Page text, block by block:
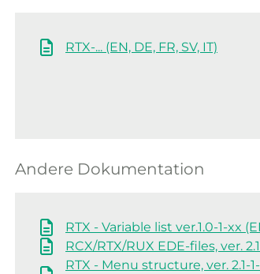
RTX-... (EN, DE, FR, SV, IT)
Andere Dokumentation
RTX - Variable list ver.1.0-1-xx
RCX/RTX/RUX EDE-files, ver.
RTX - Menu structure, ver. 2.1-